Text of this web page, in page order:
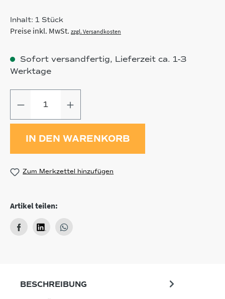
Inhalt: 1 Stück
Preise inkl. MwSt. zzgl. Versandkosten
Sofort versandfertig, Lieferzeit ca. 1-3
Werktage
IN DEN WARENKORB
Zum Merkzettel hinzufügen
Artikel teilen:
BESCHREIBUNG